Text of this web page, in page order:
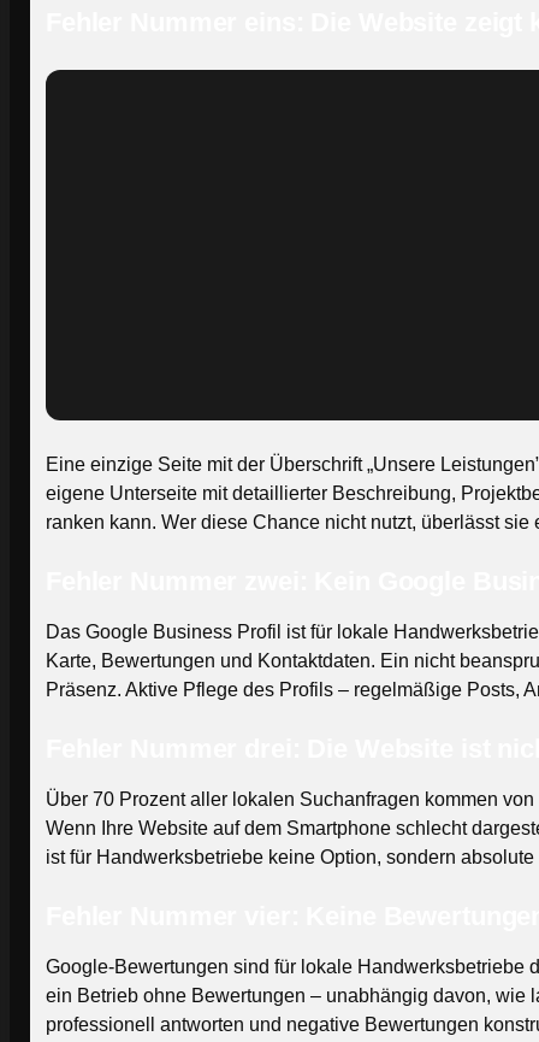
Eine einzige Seite mit der Überschrift „Unsere
eigene Unterseite mit detaillierter Beschreibung,
ranken kann. Wer diese Chance nicht nutzt, überlässt
Das Google Business Profil ist für lokale
Karte, Bewertungen und Kontaktdaten. Ein nicht
Präsenz. Aktive Pflege des Profils – regelmäßige Posts,
Über 70 Prozent aller lokalen Suchanfragen kommen
Wenn Ihre Website auf dem Smartphone schlecht
ist für Handwerksbetriebe keine Option, sondern
Google-Bewertungen sind für lokale Handwerksbetriebe
ein Betrieb ohne Bewertungen – unabhängig davon, wie
professionell antworten und negative Bewertungen